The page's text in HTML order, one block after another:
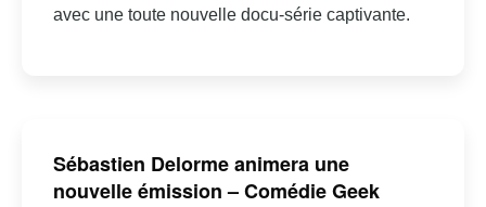
avec une toute nouvelle docu-série captivante.
Sébastien Delorme animera une
nouvelle émission – Comédie Geek